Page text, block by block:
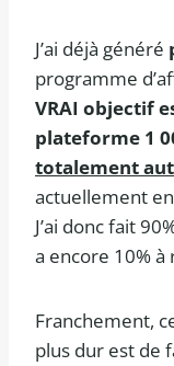
J’ai déjà généré
programme
VRAI objectif
plateforme 1
totalement
actuellement
J’ai donc fait
a encore 10% à
Franchement,
plus dur est de